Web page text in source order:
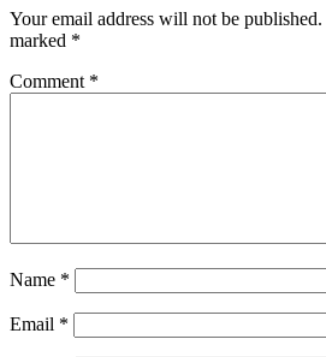
Your email address will not be published.
marked *
Comment *
Name *
Email *